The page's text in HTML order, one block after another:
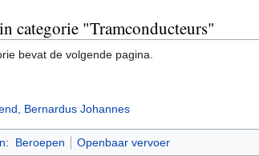
categorie "Tramconducteurs"
bevat de volgende pagina.
Bernardus Johannes
: Beroepen Openbaar vervoer